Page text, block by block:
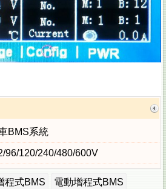
BMS系統
96/120/240/480/600V
程式BMS 電動增程式BMS